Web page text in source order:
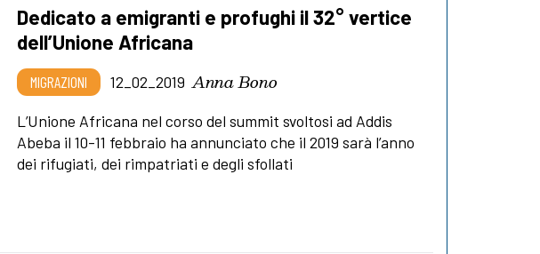
Dedicato a emigranti e profughi il 32° vertice
dell’Unione Africana
MIGRAZIONI 12_02_2019 Anna Bono
L’Unione Africana nel corso del summit svoltosi ad Addis
Abeba il 10-11 febbraio ha annunciato che il 2019 sarà l’anno
dei rifugiati, dei rimpatriati e degli sfollati